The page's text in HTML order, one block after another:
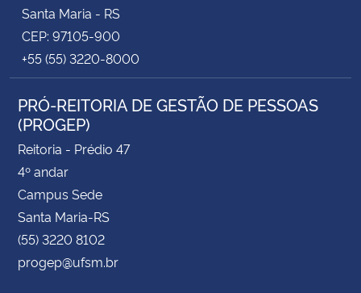
Santa Maria - RS
CEP: 97105-900
+55 (55) 3220-8000
PRÓ-REITORIA DE GESTÃO DE PESSOAS
(PROGEP)
Reitoria - Prédio 47
4º andar
Campus Sede
Santa Maria-RS
(55) 3220 8102
progep@ufsm.br